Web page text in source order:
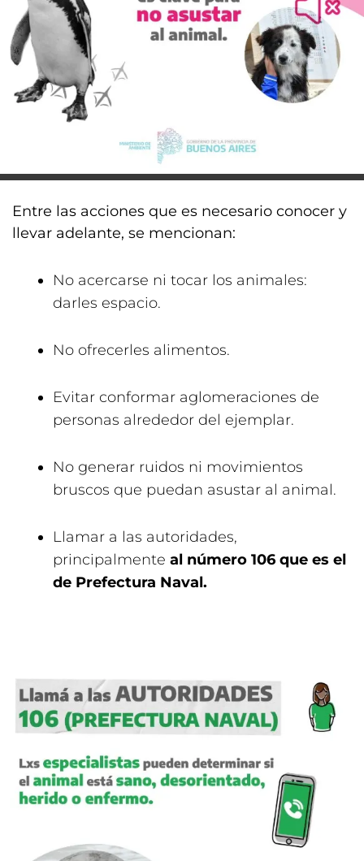
Entre las acciones que es necesario conocer y
llevar adelante, se mencionan:
No acercarse ni tocar los animales:
darles espacio.
No ofrecerles alimentos.
Evitar conformar aglomeraciones de
personas alrededor del ejemplar.
No generar ruidos ni movimientos
bruscos que puedan asustar al animal.
Llamar a las autoridades,
principalmente al número 106 que es el
de Prefectura Naval.